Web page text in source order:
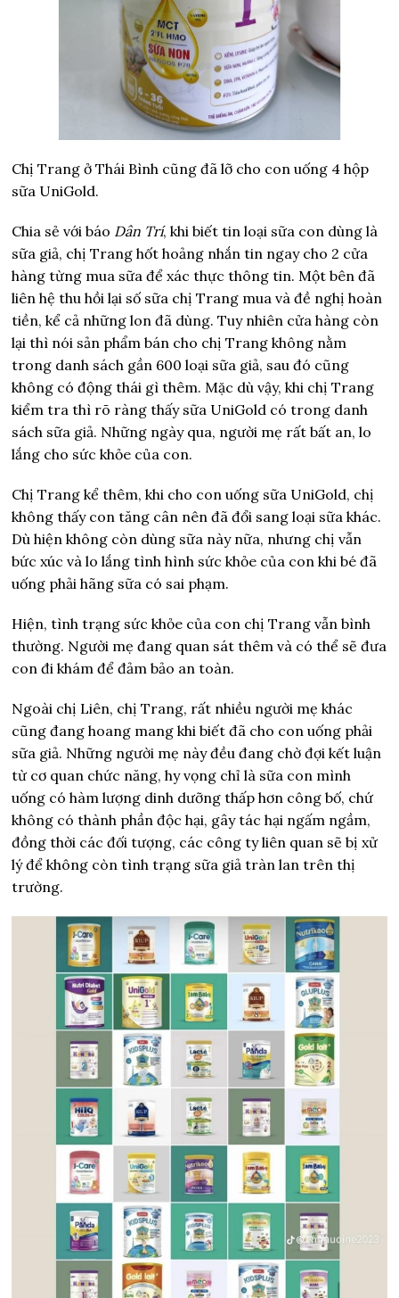
Chị Trang ở Thái Bình cũng đã lỡ cho con uống 4 hộp
sữa UniGold.
Chia sẻ với báo Dân Trí, khi biết tin loại sữa con dùng là
sữa giả, chị Trang hốt hoảng nhắn tin ngay cho 2 cửa
hàng từng mua sữa để xác thực thông tin. Một bên đã
liên hệ thu hồi lại số sữa chị Trang mua và đề nghị hoàn
tiền, kể cả những lon đã dùng. Tuy nhiên cửa hàng còn
lại thì nói sản phẩm bán cho chị Trang không nằm
trong danh sách gần 600 loại sữa giả, sau đó cũng
không có động thái gì thêm. Mặc dù vậy, khi chị Trang
kiểm tra thì rõ ràng thấy sữa UniGold có trong danh
sách sữa giả. Những ngày qua, người mẹ rất bất an, lo
lắng cho sức khỏe của con.
Chị Trang kể thêm, khi cho con uống sữa UniGold, chị
không thấy con tăng cân nên đã đổi sang loại sữa khác.
Dù hiện không còn dùng sữa này nữa, nhưng chị vẫn
bức xúc và lo lắng tình hình sức khỏe của con khi bé đã
uống phải hãng sữa có sai phạm.
Hiện, tình trạng sức khỏe của con chị Trang vẫn bình
thường. Người mẹ đang quan sát thêm và có thể sẽ đưa
con đi khám để đảm bảo an toàn.
Ngoài chị Liên, chị Trang, rất nhiều người mẹ khác
cũng đang hoang mang khi biết đã cho con uống phải
sữa giả. Những người mẹ này đều đang chờ đợi kết luận
từ cơ quan chức năng, hy vọng chỉ là sữa con mình
uống có hàm lượng dinh dưỡng thấp hơn công bố, chứ
không có thành phần độc hại, gây tác hại ngấm ngầm,
đồng thời các đối tượng, các công ty liên quan sẽ bị xử
lý để không còn tình trạng sữa giả tràn lan trên thị
trường.